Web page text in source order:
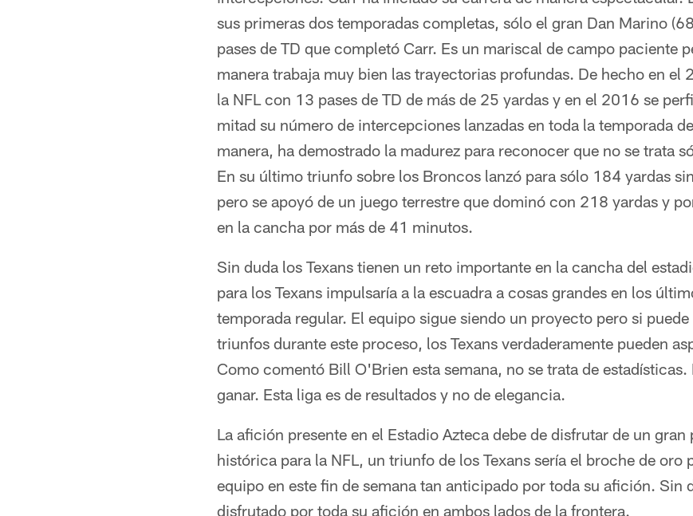
sus primeras dos temporadas completas, sólo el gran Dan Marino
pases de TD que completó Carr. Es un mariscal de campo paciente
manera trabaja muy bien las trayectorias profundas. De hecho en el
la NFL con 13 pases de TD de más de 25 yardas y en el 2016 se
mitad su número de intercepciones lanzadas en toda la temporada
manera, ha demostrado la madurez para reconocer que no se trata
En su último triunfo sobre los Broncos lanzó para sólo 184 yardas
pero se apoyó de un juego terrestre que dominó con 218 yardas y
en la cancha por más de 41 minutos.
Sin duda los Texans tienen un reto importante en la cancha del
para los Texans impulsaría a la escuadra a cosas grandes en los
temporada regular. El equipo sigue siendo un proyecto pero si
triunfos durante este proceso, los Texans verdaderamente pueden
Como comentó Bill O'Brien esta semana, no se trata de
ganar. Esta liga es de resultados y no de elegancia.
La afición presente en el Estadio Azteca debe de disfrutar de un
histórica para la NFL, un triunfo de los Texans sería el broche de oro
equipo en este fin de semana tan anticipado por toda su afición. Sin
disfrutado por toda su afición en ambos lados de la frontera.